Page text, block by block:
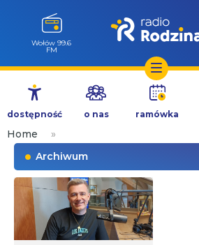
Przejdź
treści
Wołów 99.6
FM
dostępność o nas ramówka
Home
»
Archiwum